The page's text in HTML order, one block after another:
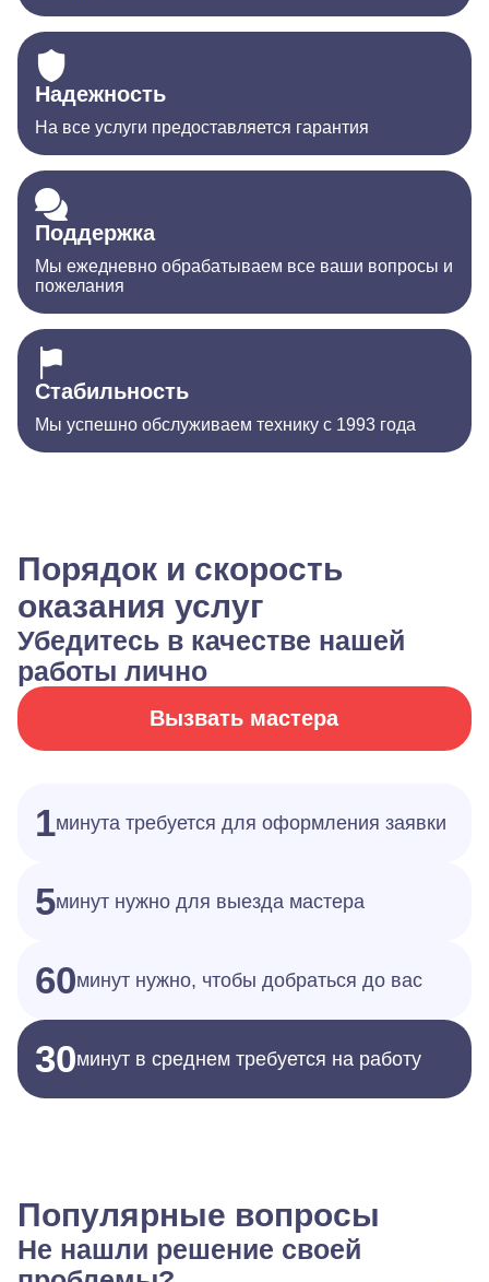
Надежность
На все услуги предоставляется гарантия
Поддержка
Мы ежедневно обрабатываем все ваши вопросы и
пожелания
Стабильность
Мы успешно обслуживаем технику с 1993 года
Порядок и скорость
оказания услуг
Убедитесь в качестве нашей
работы лично
Вызвать мастера
1минута требуется для оформления заявки
5минут нужно для выезда мастера
60минут нужно, чтобы добраться до вас
30минут в среднем требуется на работу
Популярные вопросы
Не нашли решение своей